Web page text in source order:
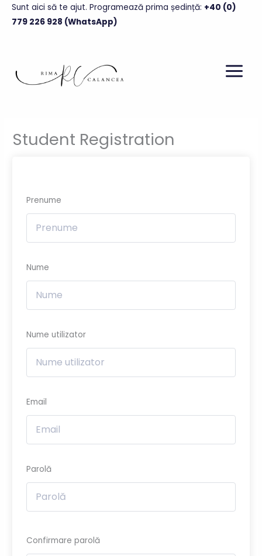
SkipSunt aici să te ajut. Programează prima ședință: +40 (0)
779 226 928 (WhatsApp)
Student Registration
Prenume
Nume
Nume utilizator
Email
Parolă
Confirmare parolă